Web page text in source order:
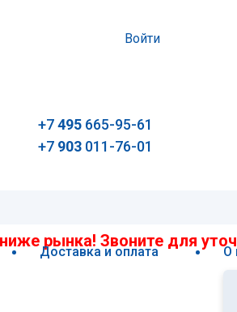
Войти
+7495 665-95-61
+7 903 011-76-01
Доставка и оплата О
рынка! Звоните для